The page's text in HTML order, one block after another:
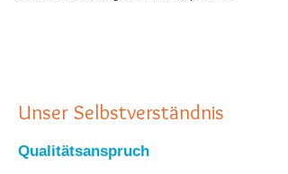
Unser Selbstverständnis
Qualitätsanspruch